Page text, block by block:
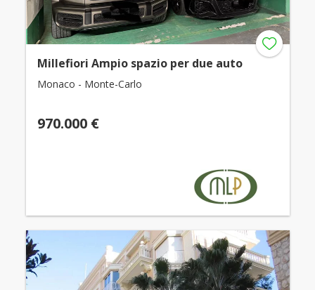
Millefiori Ampio spazio per due auto
Monaco - Monte-Carlo
970.000 €